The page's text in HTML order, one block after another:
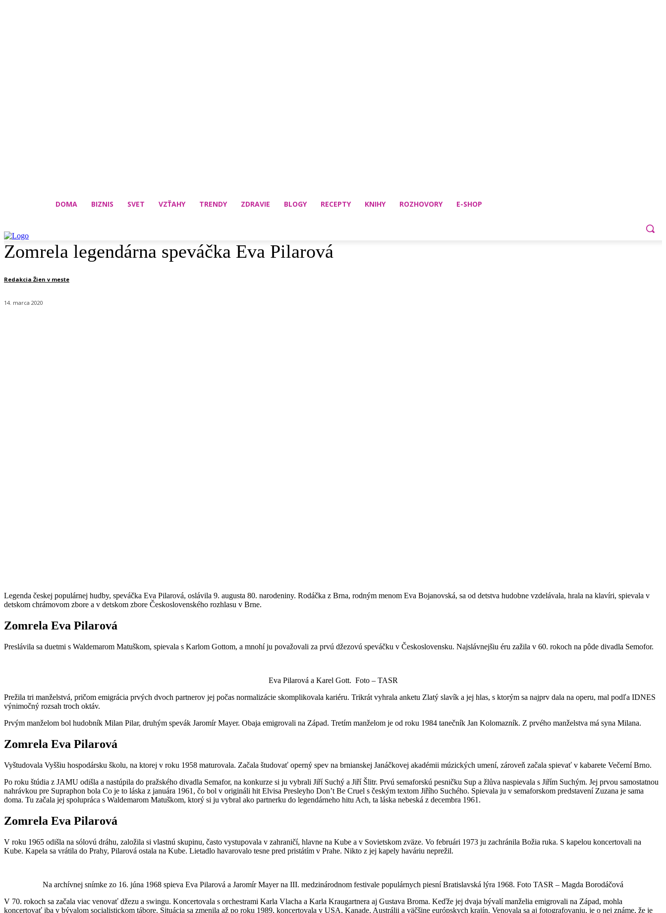
DOMA BIZNIS SVET VZŤAHY TRENDY ZDRAVIE BLOGY RECEPTY KNIHY ROZHOVORY E-SHOP
Zomrela legendárna speváčka Eva Pilarová
Redakcia Žien v meste
14. marca 2020
Legenda českej populárnej hudby, speváčka Eva Pilarová, oslávila 9. augusta 80. narodeniny. Rodáčka z Brna, rodným menom Eva Bojanovská, sa od detstva hudobne vzdelávala, hrala na klavíri, spievala v
detskom chrámovom zbore a v detskom zbore Československého rozhlasu v Brne.
Zomrela Eva Pilarová
Preslávila sa duetmi s Waldemarom Matuškom, spievala s Karlom Gottom, a mnohí ju považovali za prvú džezovú speváčku v Československu. Najslávnejšiu éru zažila v 60. rokoch na pôde divadla Semofor.
Eva Pilarová a Karel Gott. Foto – TASR
Prežila tri manželstvá, pričom emigrácia prvých dvoch partnerov jej počas normalizácie skomplikovala kariéru. Trikrát vyhrala anketu Zlatý slavík a jej hlas, s ktorým sa najprv dala na operu, mal podľa IDNES
výnimočný rozsah troch oktáv.
Prvým manželom bol hudobník Milan Pilar, druhým spevák Jaromír Mayer. Obaja emigrovali na Západ. Tretím manželom je od roku 1984 tanečník Jan Kolomazník. Z prvého manželstva má syna Milana.
Zomrela Eva Pilarová
Vyštudovala Vyššiu hospodársku školu, na ktorej v roku 1958 maturovala. Začala študovať operný spev na brnianskej Janáčkovej akadémii múzických umení, zároveň začala spievať v kabarete Večerní Brno.
Po roku štúdia z JAMU odišla a nastúpila do pražského divadla Semafor, na konkurze si ju vybrali Jiří Suchý a Jiří Šlitr. Prvú semaforskú pesničku Sup a žlůva naspievala s Jiřím Suchým. Jej prvou samostatnou
nahrávkou pre Supraphon bola Co je to láska z januára 1961, čo bol v origináli hit Elvisa Presleyho Don’t Be Cruel s českým textom Jiřího Suchého. Spievala ju v semaforskom predstavení Zuzana je sama
doma. Tu začala jej spolupráca s Waldemarom Matuškom, ktorý si ju vybral ako partnerku do legendárneho hitu Ach, ta láska nebeská z decembra 1961.
Zomrela Eva Pilarová
V roku 1965 odišla na sólovú dráhu, založila si vlastnú skupinu, často vystupovala v zahraničí, hlavne na Kube a v Sovietskom zväze. Vo februári 1973 ju zachránila Božia ruka. S kapelou koncertovali na
Kube. Kapela sa vrátila do Prahy, Pilarová ostala na Kube. Lietadlo havarovalo tesne pred pristátím v Prahe. Nikto z jej kapely haváriu neprežil.
Na archívnej snímke zo 16. júna 1968 spieva Eva Pilarová a Jaromír Mayer na III. medzinárodnom festivale populárnych piesní Bratislavská lýra 1968. Foto TASR – Magda Borodáčová
V 70. rokoch sa začala viac venovať džezu a swingu. Koncertovala s orchestrami Karla Vlacha a Karla Kraugartnera aj Gustava Broma. Keďže jej dvaja bývalí manželia emigrovali na Západ, mohla
koncertovať iba v bývalom socialistickom tábore. Situácia sa zmenila až po roku 1989, koncertovala v USA, Kanade, Austrálii a väčšine európskych krajín. Venovala sa aj fotografovaniu, je o nej známe, že je